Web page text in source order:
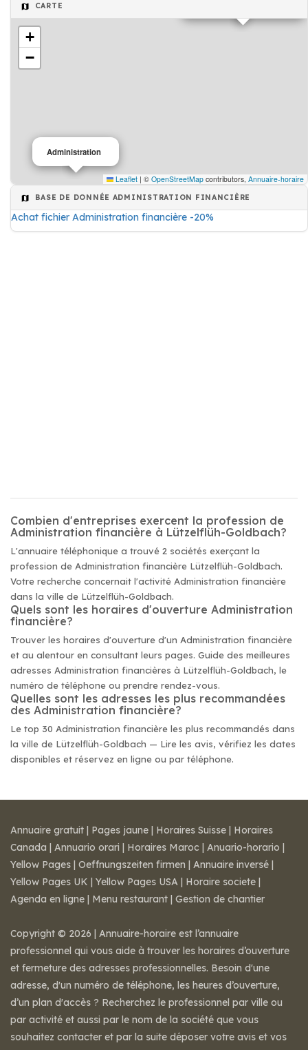
CARTE
Administration
+
−
Leaflet | © OpenStreetMap contributors, Annuaire-horaire
BASE DE DONNÉE ADMINISTRATION FINANCIÈRE
Achat fichier Administration financière -20%
Combien d'entreprises exercent la profession de
Administration financière à Lützelflüh-Goldbach?
L'annuaire téléphonique a trouvé 2 sociétés exerçant la
profession de Administration financière Lützelflüh-Goldbach.
Votre recherche concernait l'activité Administration financière
dans la ville de Lützelflüh-Goldbach.
Quels sont les horaires d'ouverture Administration
financière?
Trouver les horaires d'ouverture d'un Administration financière
et au alentour en consultant leurs pages. Guide des meilleures
adresses Administration financières à Lützelflüh-Goldbach, le
numéro de téléphone ou prendre rendez-vous.
Quelles sont les adresses les plus recommandées
des Administration financière?
Le top 30 Administration financière les plus recommandés dans
la ville de Lützelflüh-Goldbach — Lire les avis, vérifiez les dates
disponibles et réservez en ligne ou par téléphone.
Annuaire gratuit | Pages jaune | Horaires Suisse | Horaires
Canada | Annuario orari | Horaires Maroc | Anuario-horario |
Yellow Pages | Oeffnungszeiten firmen | Annuaire inversé |
Yellow Pages UK | Yellow Pages USA | Horaire societe |
Agenda en ligne | Menu restaurant | Gestion de chantier
Copyright © 2026 | Annuaire-horaire est l’annuaire
professionnel qui vous aide à trouver les horaires d’ouverture
et fermeture des adresses professionnelles. Besoin d'une
adresse, d'un numéro de téléphone, les heures d’ouverture,
d’un plan d'accès ? Recherchez le professionnel par ville ou
par activité et aussi par le nom de la société que vous
souhaitez contacter et par la suite déposer votre avis et vos